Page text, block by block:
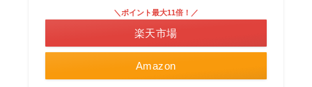
Amazon
＼ポイント最大11倍！／
楽天市場